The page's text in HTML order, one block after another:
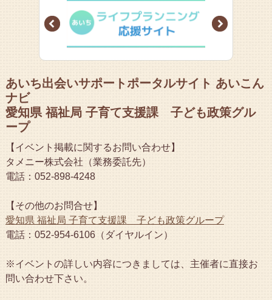
Prev Next
あいち出会いサポートポータルサイト あいこん
ナビ
愛知県 福祉局 子育て支援課 子ども政策グル
ープ
【イベント掲載に関するお問い合わせ】
タメニー株式会社（業務委託先）
電話：052-898-4248
【その他のお問合せ】
愛知県 福祉局 子育て支援課 子ども政策グループ
電話：052-954-6106（ダイヤルイン）
※イベントの詳しい内容につきましては、主催者に直接お
問い合わせ下さい。